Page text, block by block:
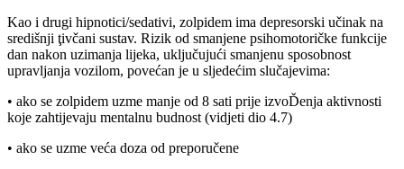
Kao i drugi hipnotici/sedativi, zolpidem ima depresorski učinak na
središnji ţivčani sustav. Rizik od smanjene psihomotoričke funkcije
dan nakon uzimanja lijeka, uključujući smanjenu sposobnost
upravljanja vozilom, povećan je u sljedećim slučajevima:
• ako se zolpidem uzme manje od 8 sati prije izvoĎenja aktivnosti
koje zahtijevaju mentalnu budnost (vidjeti dio 4.7)
• ako se uzme veća doza od preporučene